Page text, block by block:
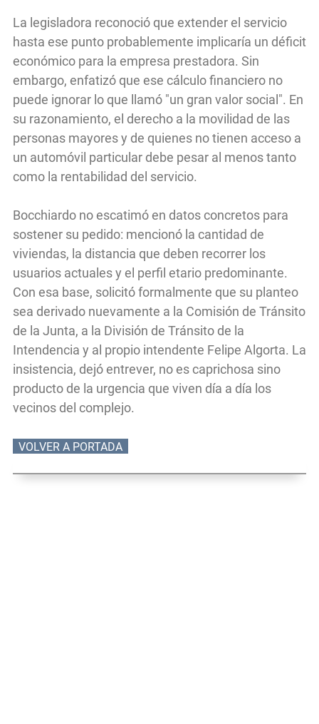
La legisladora reconoció que extender el servicio
hasta ese punto probablemente implicaría un déficit
económico para la empresa prestadora. Sin
embargo, enfatizó que ese cálculo financiero no
puede ignorar lo que llamó "un gran valor social". En
su razonamiento, el derecho a la movilidad de las
personas mayores y de quienes no tienen acceso a
un automóvil particular debe pesar al menos tanto
como la rentabilidad del servicio.
Bocchiardo no escatimó en datos concretos para
sostener su pedido: mencionó la cantidad de
viviendas, la distancia que deben recorrer los
usuarios actuales y el perfil etario predominante.
Con esa base, solicitó formalmente que su planteo
sea derivado nuevamente a la Comisión de Tránsito
de la Junta, a la División de Tránsito de la
Intendencia y al propio intendente Felipe Algorta. La
insistencia, dejó entrever, no es caprichosa sino
producto de la urgencia que viven día a día los
vecinos del complejo.
VOLVER A PORTADA